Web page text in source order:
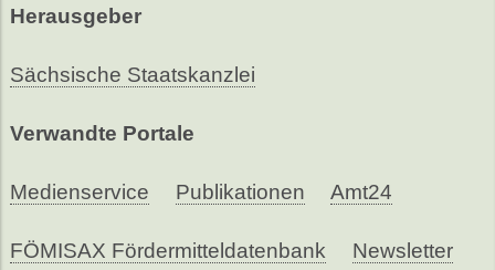
Herausgeber
Sächsische Staatskanzlei
Verwandte Portale
Medienservice Publikationen Amt24
FÖMISAX Fördermitteldatenbank Newsletter